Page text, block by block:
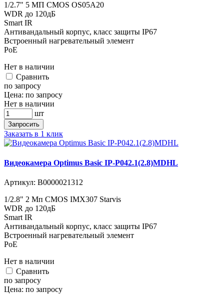
1/2.7" 5 МП CMOS OS05A20
WDR до 120дБ
Smart IR
Антивандальный корпус, класс защиты IР67
Встроенный нагревательный элемент
PoE
Нет в наличии
Cравнить
по запросу
Цена: по запросу
Нет в наличии
шт
Запросить
Заказать в 1 клик
Видеокамера Optimus Basic IP-P042.1(2.8)MDHL
Артикул: В0000021312
1/2.8" 2 Мп CMOS IMX307 Starvis
WDR до 120дБ
Smart IR
Антивандальный корпус, класс защиты IР67
Встроенный нагревательный элемент
PoE
Нет в наличии
Cравнить
по запросу
Цена: по запросу